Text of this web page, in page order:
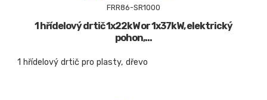
FRR86-SR1000
1 hřídelový drtič 1x22kW or 1x37kW, elektrický
pohon,...
1 hřídelový drtič pro plasty, dřevo